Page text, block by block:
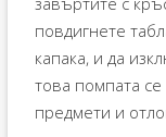
повдигнете
капака, и да
това помпата
предмети и